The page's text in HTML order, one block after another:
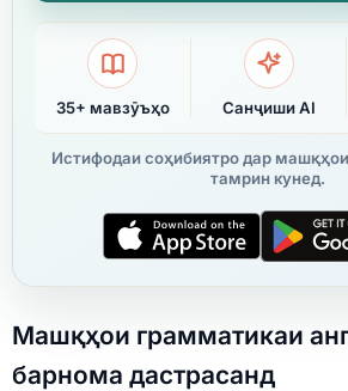
35+ мавзӯъҳо Санҷиши AI
Истифодаи соҳибиятро дар
тамрин кунед.
Машқҳои грамматикаи
барнома дастрасанд